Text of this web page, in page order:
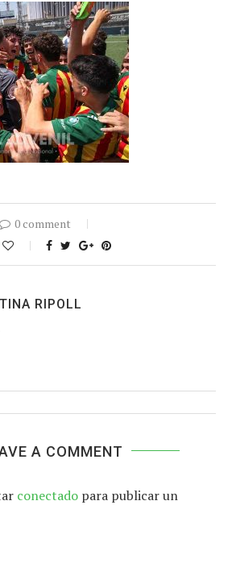
0 comment
RIPOLL
A COMMENT
conectado para publicar un